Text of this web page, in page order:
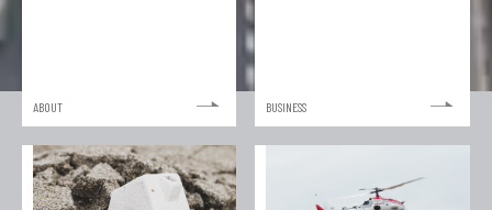
ABOUT BUSINESS